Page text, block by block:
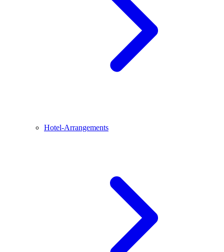
Hotel-Arrangements